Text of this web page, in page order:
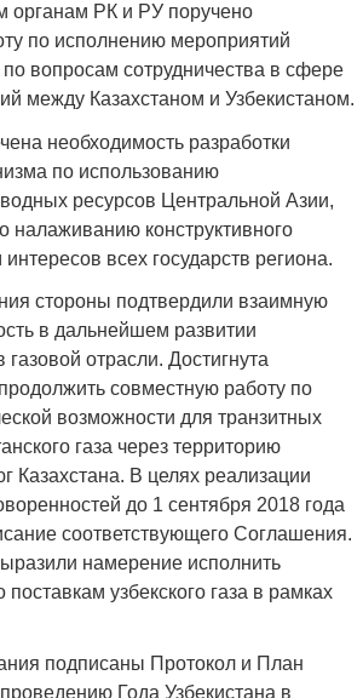
органам РК и РУ поручено
по исполнению мероприятий
вопросам сотрудничества в сфере
между Казахстаном и Узбекистаном.
необходимость разработки
по использованию
ресурсов Центральной Азии,
налаживанию конструктивного
интересов всех государств региона.
стороны подтвердили взаимную
в дальнейшем развитии
газовой отрасли. Достигнута
совместную работу по
возможности для транзитных
газа через территорию
Казахстана. В целях реализации
до 1 сентября 2018 года
соответствующего Соглашения.
намерение исполнить
поставкам узбекского газа в рамках
подписаны Протокол и План
Года Узбекистана в